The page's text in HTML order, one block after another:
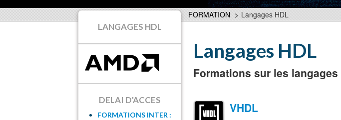
FORMATION > Langages HDL
Langages HDL
Formations sur les
VHDL
LANGAGES HDL
DELAI D'ACCES
FORMATIONS INTER :